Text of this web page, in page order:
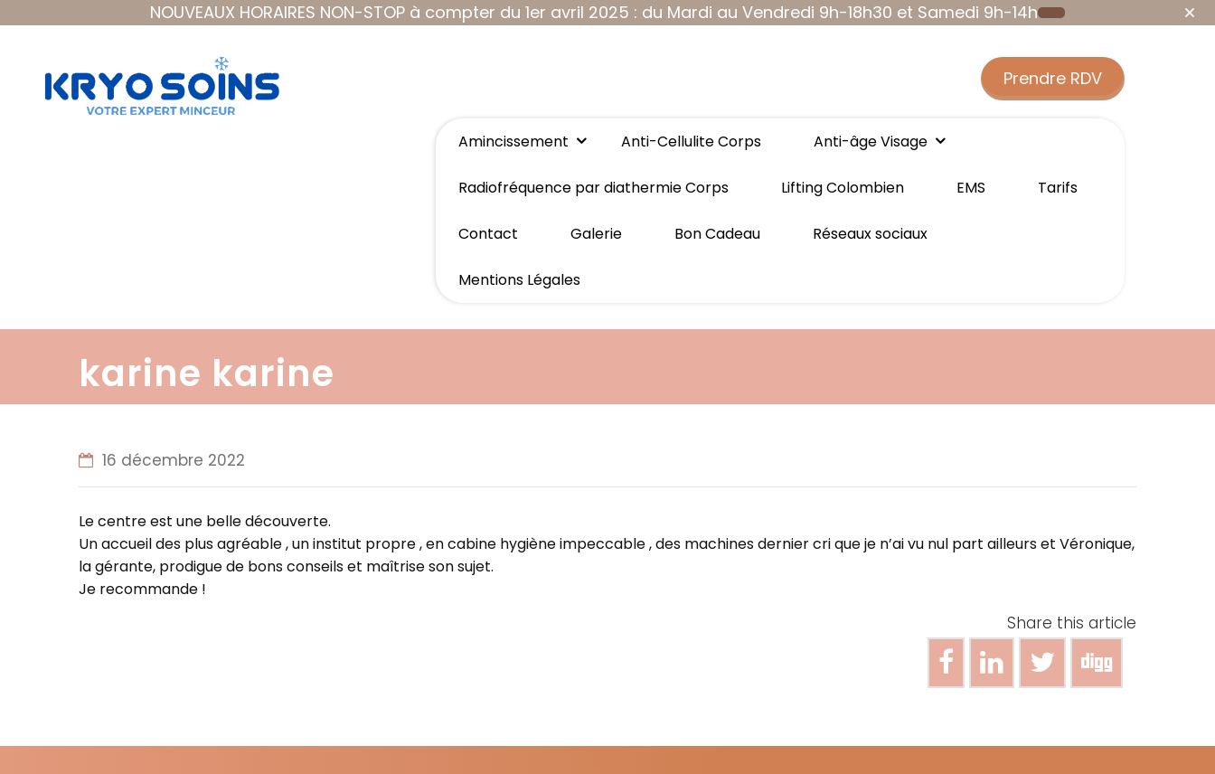
NOUVEAUX HORAIRES NON-STOP à compter du 1er avril 2025 : du Mardi au Vendredi 9h-18h30 et Samedi 9h-14h
Prendre RDV
Amincissement Anti-Cellulite Corps Anti-âge Visage
Radiofréquence par diathermie Corps Lifting Colombien EMS Tarifs
Contact Galerie Bon Cadeau Réseaux sociaux
Mentions Légales
karine karine
16 décembre 2022
Le centre est une belle découverte.
Un accueil des plus agréable , un institut propre , en cabine hygiène impeccable , des machines dernier cri que je n’ai vu nul part ailleurs et Véronique,
la gérante, prodigue de bons conseils et maîtrise son sujet.
Je recommande !
Share this article